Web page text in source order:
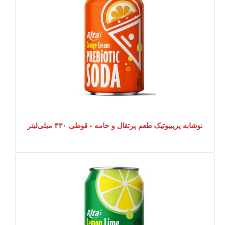
نوشابه پریبیوتیک طعم پرتقال و خامه - قوطی ۳۳۰ میلی‌لیتر